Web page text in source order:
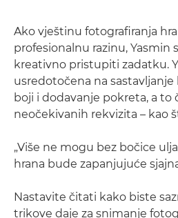
Ako vještinu fotografiranja
profesionalnu razinu, Yasmin
kreativno pristupiti zadatku.
usredotočena na
boji i dodavanje pokreta, a
neočekivanih rekvizita – kao
„Više ne mogu bez bočice
hrana bude zapanjujuće
Nastavite čitati kako biste
trikove daje za snimanje